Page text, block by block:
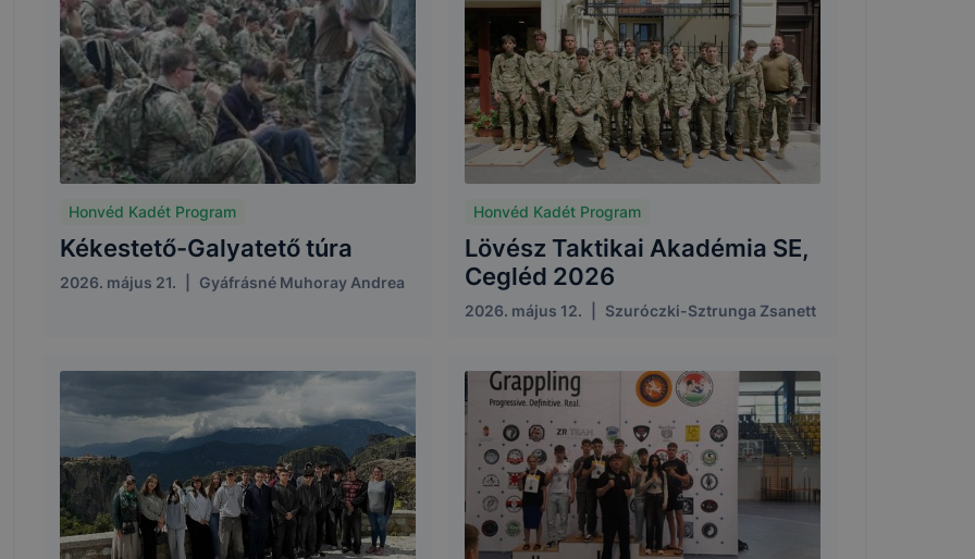
Honvéd Kadét Program
Kékestető-Galyatető túra
2026. május 21. Gyáfrásné Muhoray Andrea
Honvéd Kadét Program
Lövész Taktikai Akadémia SE,
Cegléd 2026
2026. május 12. Szuróczki-Sztrunga Zsanett